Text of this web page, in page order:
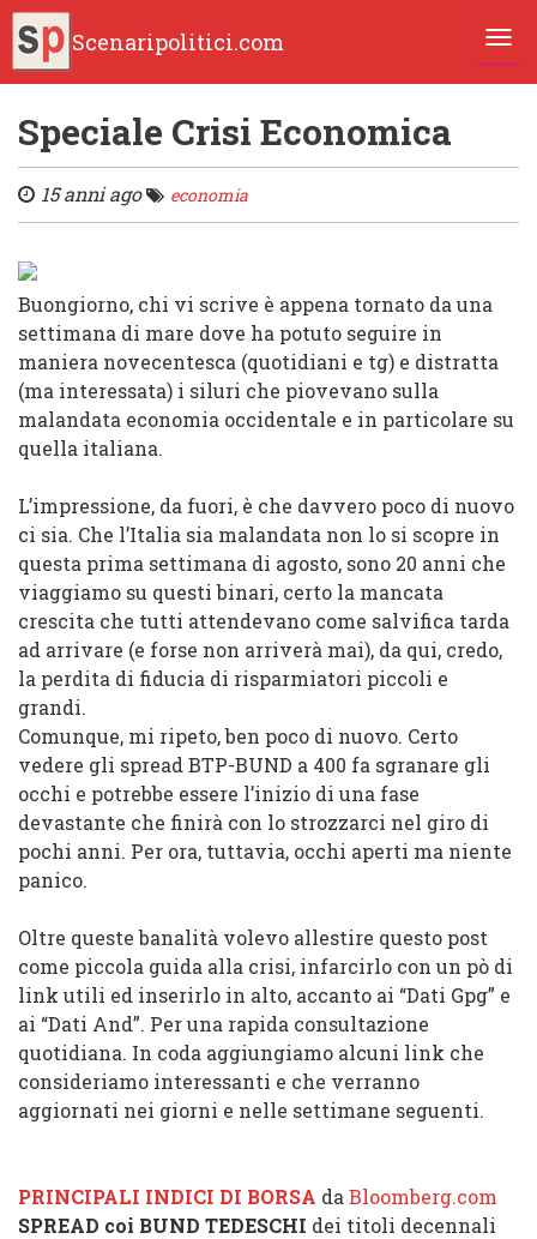
Scenaripolitici.com
Speciale Crisi Economica
15 anni ago economia
Buongiorno, chi vi scrive è appena tornato da una
settimana di mare dove ha potuto seguire in
maniera novecentesca (quotidiani e tg) e distratta
(ma interessata) i siluri che piovevano sulla
malandata economia occidentale e in particolare su
quella italiana.
L’impressione, da fuori, è che davvero poco di nuovo
ci sia. Che l’Italia sia malandata non lo si scopre in
questa prima settimana di agosto, sono 20 anni che
viaggiamo su questi binari, certo la mancata
crescita che tutti attendevano come salvifica tarda
ad arrivare (e forse non arriverà mai), da qui, credo,
la perdita di fiducia di risparmiatori piccoli e
grandi.
Comunque, mi ripeto, ben poco di nuovo. Certo
vedere gli spread BTP-BUND a 400 fa sgranare gli
occhi e potrebbe essere l’inizio di una fase
devastante che finirà con lo strozzarci nel giro di
pochi anni. Per ora, tuttavia, occhi aperti ma niente
panico.
Oltre queste banalità volevo allestire questo post
come piccola guida alla crisi, infarcirlo con un pò di
link utili ed inserirlo in alto, accanto ai “Dati Gpg” e
ai “Dati And”. Per una rapida consultazione
quotidiana. In coda aggiungiamo alcuni link che
consideriamo interessanti e che verranno
aggiornati nei giorni e nelle settimane seguenti.
PRINCIPALI INDICI DI BORSA da Bloomberg.com
SPREAD coi BUND TEDESCHI dei titoli decennali